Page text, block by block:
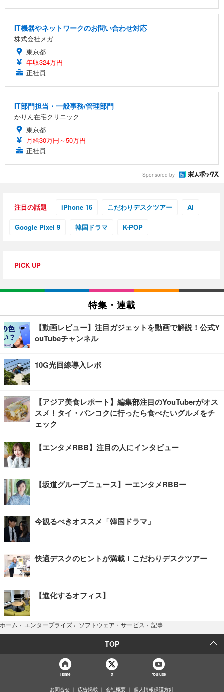
IT機器やネットワークのお問い合わせ対応
株式会社メガ
東京都
年収324万円
正社員
IT部門担当・一般事務/管理部門
かりん在宅クリニック
東京都
月給30万円～50万円
正社員
Sponsored by
注目の話題 iPhone 16 こだわりデスクツアー AI
Google Pixel 9 韓国ドラマ K-POP
PICK UP
特集・連載
【動画レビュー】注目ガジェットを動画で解説！公式Y
ouTubeチャンネル
10G光回線導入レポ
【アジア美食レポート】編集部注目のYouTuberがオス
スメ！タイ・バンコクに行ったら食べたいグルメをチ
ェック
【エンタメRBB】注目の人にインタビュー
【坂道グループニュース】ーエンタメRBBー
今観るべきオススメ「韓国ドラマ」
快適デスクのヒントが満載！こだわりデスクツアー
【進化するオフィス】
ホーム › エンタープライズ › ソフトウェア・サービス › 記事
TOP
Home X YouTube
お問合せ 広告掲載 会社概要 個人情報保護方針